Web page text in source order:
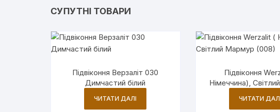
СУПУТНІ ТОВАРИ
Підвіконня Верзаліт 030
Димчастий білий
ЧИТАТИ ДАЛІ
Підвіконня
Німеччина),
ЧИТАТИ